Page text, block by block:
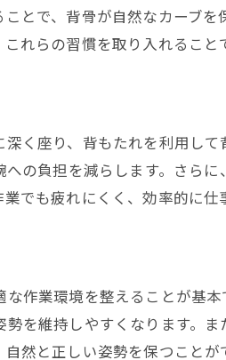
利点
方法
とで、背骨が自然なカーブを
れらの習慣を取り入れること
く座り、背もたれを利用し
の負担を減らします。さら
でも疲れにくく、効率的に仕
作業環境を整えることが基
を維持しやすくなります。
然と正しい姿勢を保つことが